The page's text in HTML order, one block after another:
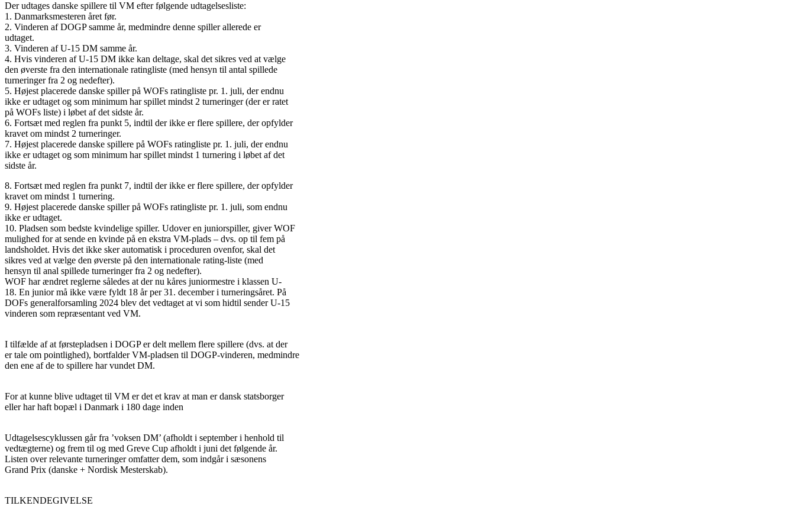
Der udtages danske spillere til VM efter følgende udtagelsesliste:
1. Danmarksmesteren året før.
2. Vinderen af DOGP samme år, medmindre denne spiller allerede er
udtaget.
3. Vinderen af U-15 DM samme år.
4. Hvis vinderen af U-15 DM ikke kan deltage, skal det sikres ved at vælge
den øverste fra den internationale ratingliste (med hensyn til antal spillede
turneringer fra 2 og nedefter).
5. Højest placerede danske spiller på WOFs ratingliste pr. 1. juli, der endnu
ikke er udtaget og som minimum har spillet mindst 2 turneringer (der er ratet
på WOFs liste) i løbet af det sidste år.
6. Fortsæt med reglen fra punkt 5, indtil der ikke er flere spillere, der opfylder
kravet om mindst 2 turneringer.
7. Højest placerede danske spillere på WOFs ratingliste pr. 1. juli, der endnu
ikke er udtaget og som minimum har spillet mindst 1 turnering i løbet af det
sidste år.
8. Fortsæt med reglen fra punkt 7, indtil der ikke er flere spillere, der opfylder
kravet om mindst 1 turnering.
9. Højest placerede danske spiller på WOFs ratingliste pr. 1. juli, som endnu
ikke er udtaget.
10. Pladsen som bedste kvindelige spiller. Udover en juniorspiller, giver WOF
mulighed for at sende en kvinde på en ekstra VM-plads – dvs. op til fem på
landsholdet. Hvis det ikke sker automatisk i proceduren ovenfor, skal det
sikres ved at vælge den øverste på den internationale rating-liste (med
hensyn til anal spillede turneringer fra 2 og nedefter).
WOF har ændret reglerne således at der nu kåres juniormestre i klassen U-
18. En junior må ikke være fyldt 18 år per 31. december i turneringsåret. På
DOFs generalforsamling 2024 blev det vedtaget at vi som hidtil sender U-15
vinderen som repræsentant ved VM.
I tilfælde af at førstepladsen i DOGP er delt mellem flere spillere (dvs. at der
er tale om pointlighed), bortfalder VM-pladsen til DOGP-vinderen, medmindre
den ene af de to spillere har vundet DM.
For at kunne blive udtaget til VM er det et krav at man er dansk statsborger
eller har haft bopæl i Danmark i 180 dage inden
Udtagelsescyklussen går fra ’voksen DM’ (afholdt i september i henhold til
vedtægterne) og frem til og med Greve Cup afholdt i juni det følgende år.
Listen over relevante turneringer omfatter dem, som indgår i sæsonens
Grand Prix (danske + Nordisk Mesterskab).
TILKENDEGIVELSE